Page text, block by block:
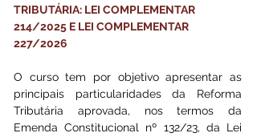
TRIBUTÁRIA: LEI COMPLEMENTAR
214/2025 E LEI COMPLEMENTAR
227/2026
O curso tem por objetivo apresentar as
principais particularidades da Reforma
Tributária aprovada, nos termos da
Emenda Constitucional nº 132/23, da Lei